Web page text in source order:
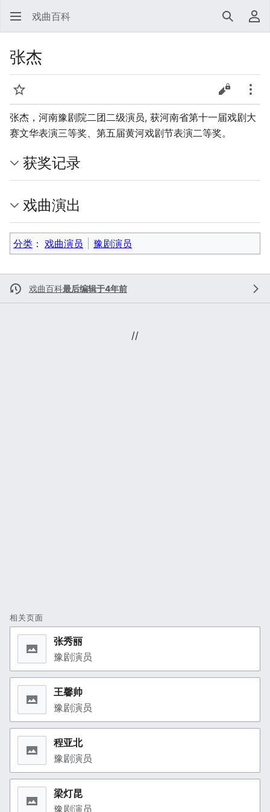
戏曲百科 搜索 用
张杰
监视 查看源代
更多
张杰，河南豫剧院二团二级演员, 获河南省第十一届戏剧大
赛文华表演三等奖、第五届黄河戏剧节表演二等奖。
获奖记录
戏曲演出
分类 ：​ 戏曲演员 豫剧演员
戏曲百科最后编辑于4年前
//
相关页面
张秀丽
豫剧演员
王馨帅
豫剧演员
程亚北
豫剧演员
梁灯昆
豫剧演员